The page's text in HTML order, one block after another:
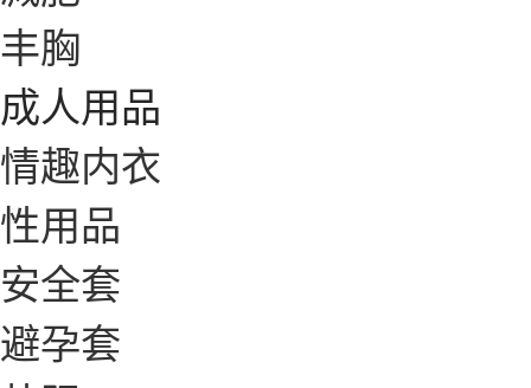
丰胸
成人用品
情趣内衣
性用品
安全套
避孕套